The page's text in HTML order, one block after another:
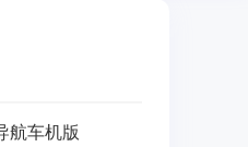
航车机版